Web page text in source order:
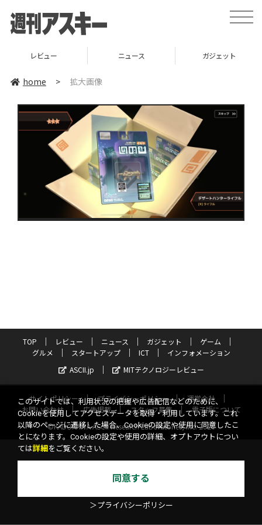
toggle
レビュー ニュース ガジェット
home > 拡大画像
TOP レビュー ニュース ガジェット
ゲーム
グルメ
スタートアップ ICT
インフォメーション
ASCII.jp
MITテクノロジーレビュー
サイトポリシー プライバシーポリシー
運営会社
お問い合わせ
広告掲載 スタッフ募集
電子版について
©KADOKAWA ASCII Research Laboratories, Inc. 2026
このサイトでは、利用状況の把握や広告配信などのために、
Cookieを使用してアクセスデータを取得・利用しています。これ
以降のページに遷移した場合、Cookieの設定や使用に同意したこ
とになります。Cookieの設定や使用の詳細、オプトアウトについ
ては詳細 をご覧ください。
同意する
＞プライバシーポリシー